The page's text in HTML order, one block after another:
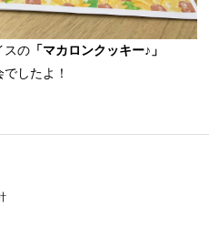
スの 「マカロンクッキー♪」
したよ！